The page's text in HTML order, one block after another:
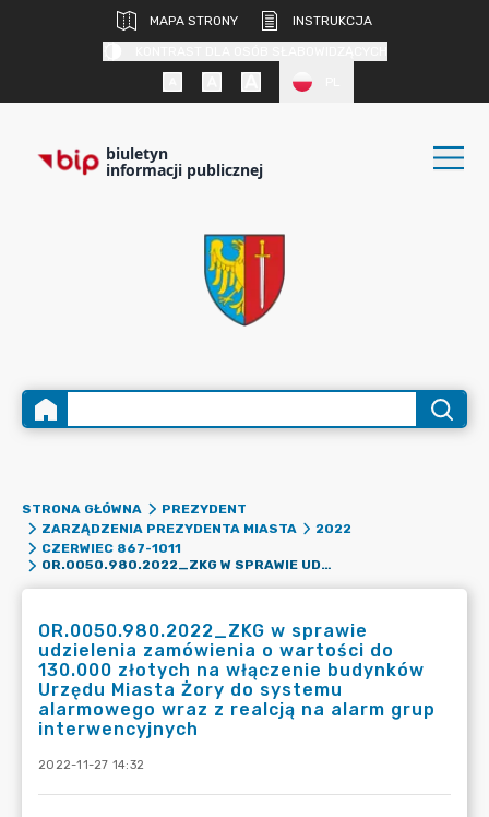
MAPA STRONY
INSTRUKCJA
biuletyn
informacji publicznej
STRONA GŁÓWNA
PREZYDENT
ZARZĄDZENIA PREZYDENTA MIASTA
2022
CZERWIEC 867-1011
OR.0050.980.2022_ZKG W SPRAWIE UDZIELENIA ZAMÓWIENIA O WARTOŚCI DO 130.000 ZŁOTYCH NA WŁĄCZENIE BUDYNKÓW URZĘDU MIASTA ŻORY DO SYSTEMU ALARMOWEGO WRAZ Z REALCJĄ NA ALARM GRUP INTERWENCYJNYCH
OR.0050.980.2022_ZKG w sprawie
udzielenia zamówienia o wartości do
130.000 złotych na włączenie budynków
Urzędu Miasta Żory do systemu
alarmowego wraz z realcją na alarm grup
interwencyjnych
2022-11-27 14:32